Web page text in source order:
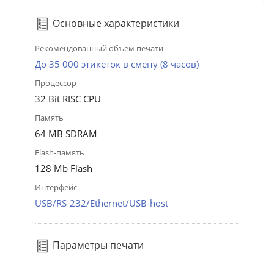
Основные характеристики
Рекомендованный объем печати
До 35 000 этикеток в смену (8 часов)
Процессор
32 Bit RISC CPU
Память
64 MB SDRAM
Flash-память
128 Mb Flash
Интерфейс
USB/RS-232/Ethernet/USB-host
Параметры печати